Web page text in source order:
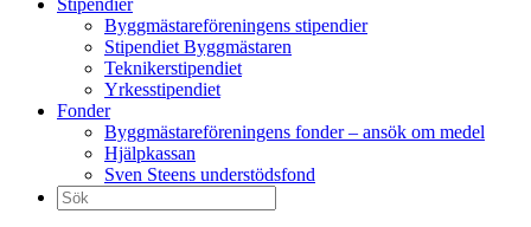
Stipendier
Byggmästareföreningens stipendier
Stipendiet Byggmästaren
Teknikerstipendiet
Yrkesstipendiet
Fonder
Byggmästareföreningens fonder – ansök om medel
Hjälpkassan
Sven Steens understödsfond
Sök
efter: